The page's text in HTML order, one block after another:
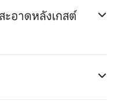
ะอาดหลังเกสต์